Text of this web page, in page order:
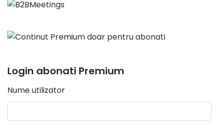
Login abonati Premium
Nume utilizator